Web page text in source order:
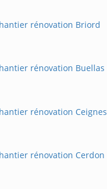
rénovation Briord
rénovation Buellas
rénovation Ceignes
rénovation Cerdon